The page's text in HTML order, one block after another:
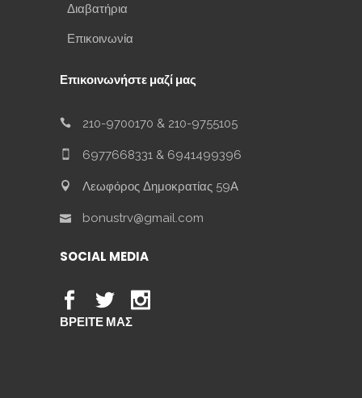
Διαβατήρια
Επικοινωνία
Επικοινωνήστε μαζί μας
210-9700170 & 210-9755105
6977668331 & 6941499396
Λεωφόρος Δημοκρατίας 59Α
bonustrv@gmail.com
SOCIAL MEDIA
ΒΡΕΙΤΕ ΜΑΣ